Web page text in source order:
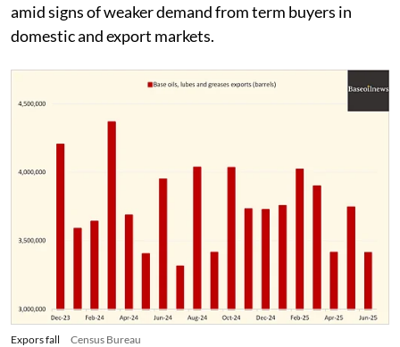
amid signs of weaker demand from term buyers in
domestic and export markets.
Expors fall Census Bureau